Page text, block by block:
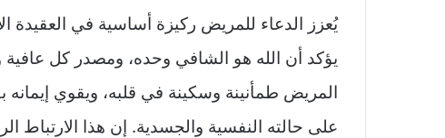
يُعزز الدعاء للمريض ركيزة أساسية في العقيدة
يؤكد أن الله هو الشافي وحده، ومصدر كل عافية
المريض طمأنينة وسكينة في قلبه، ويقوي
على حالته النفسية والجسدية. إن هذا الارتباط